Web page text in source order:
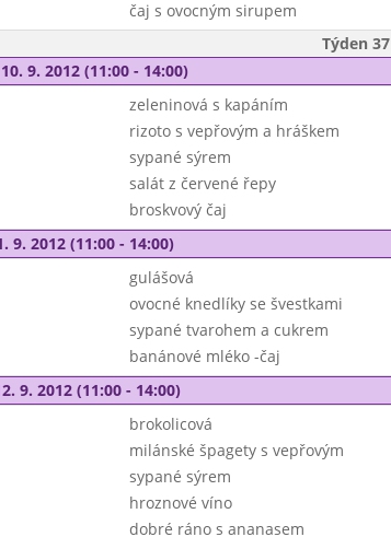
čaj s ovocným sirupem
Týden 37
9. 2012 (11:00 - 14:00)
zeleninová s kapáním
rizoto s vepřovým a hráškem
sypané sýrem
salát z červené řepy
broskvový čaj
9. 2012 (11:00 - 14:00)
gulášová
ovocné knedlíky se švestkami
sypané tvarohem a cukrem
banánové mléko -čaj
9. 2012 (11:00 - 14:00)
brokolicová
milánské špagety s vepřovým
sypané sýrem
hroznové víno
dobré ráno s ananasem